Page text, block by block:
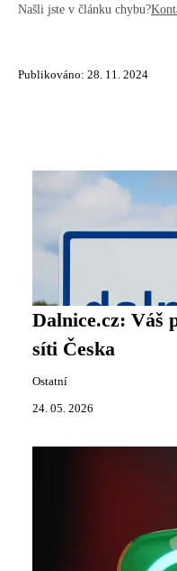
Našli jste v článku chybu?
Publikováno: 28. 11. 2024
Dalnice.cz: Váš
síti Česka
Ostatní
24. 05. 2026